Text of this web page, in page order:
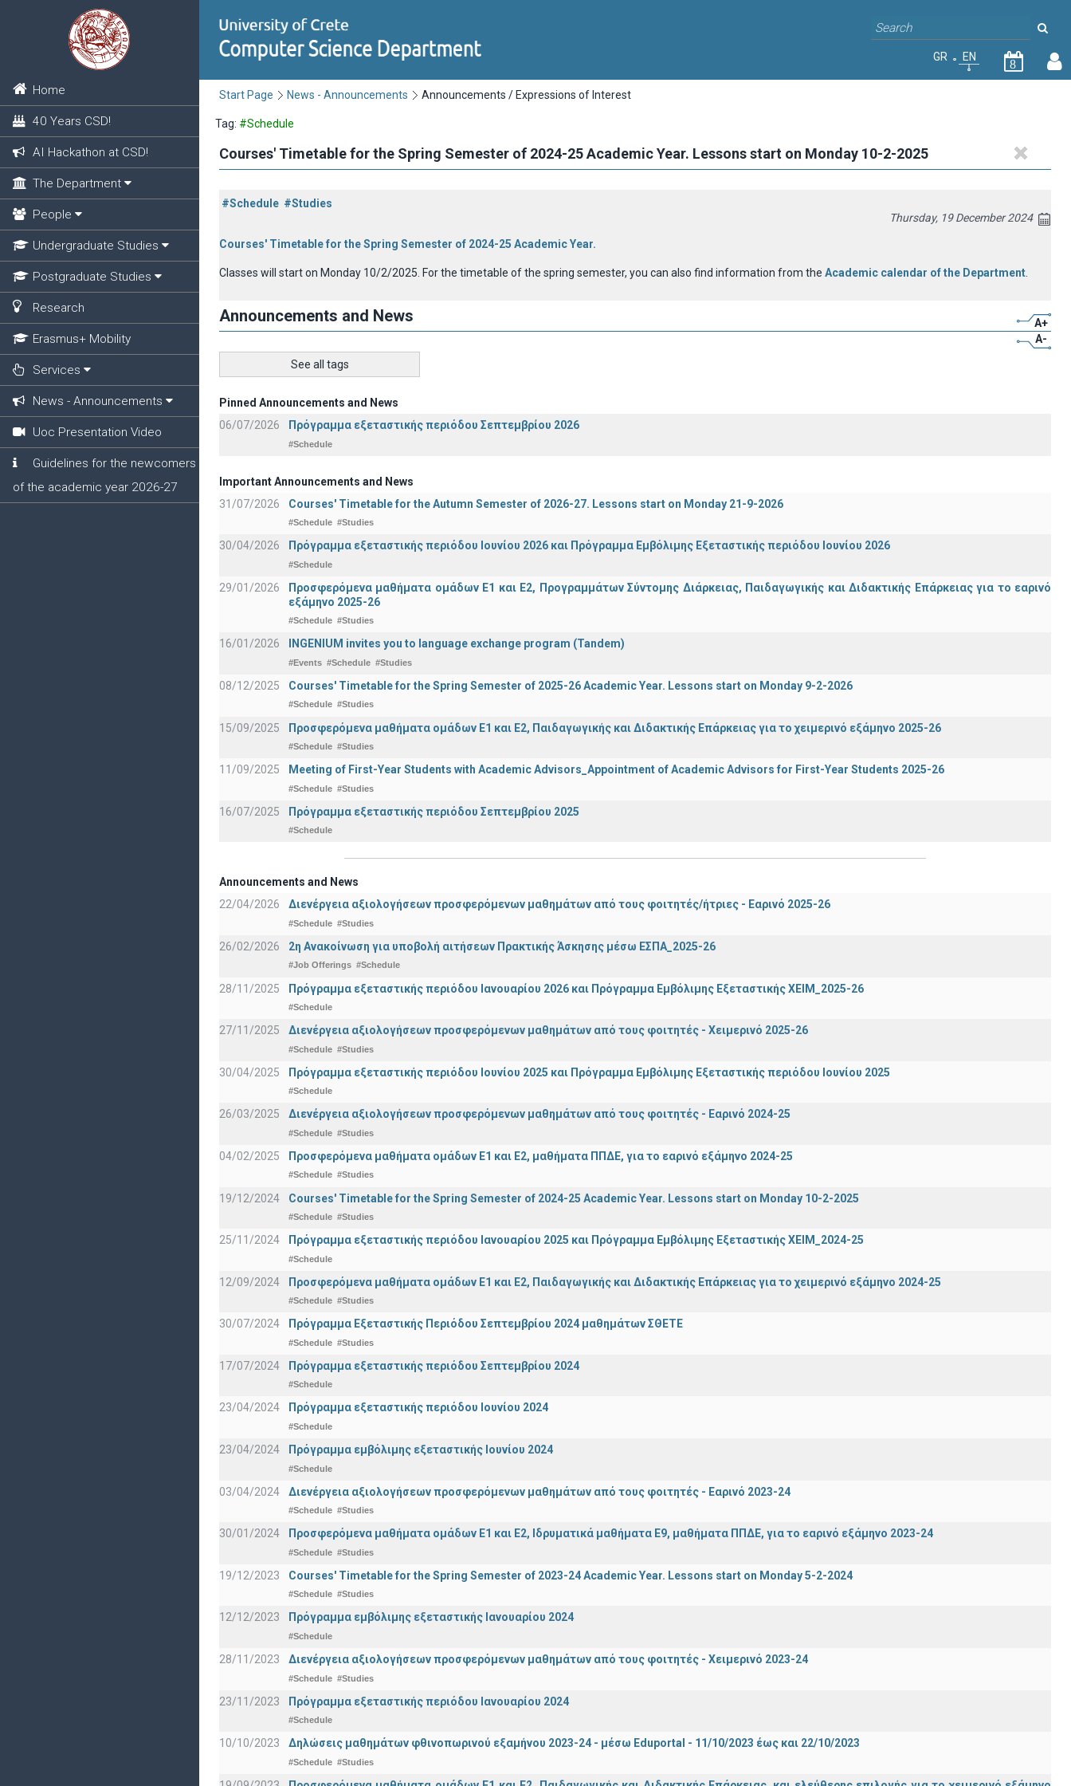
Home
40 Years CSD!
AI Hackathon at CSD!
The Department
People
Undergraduate Studies
Postgraduate Studies
Research
Erasmus+ Mobility
Services
News - Announcements
Uoc Presentation Video
Guidelines for the newcomers
of the academic year 2026-27
GR EN
8
Start Page News - Announcements Announcements / Expressions of Interest
Tag: #Schedule
Courses' Timetable for the Spring Semester of 2024-25 Academic Year. Lessons start on Monday 10-2-2025
#Schedule #Studies
Thursday, 19 December 2024
Courses' Timetable for the Spring Semester of 2024-25 Academic Year.
Classes will start on Monday 10/2/2025. For the timetable of the spring semester, you can also find information from the Academic calendar of the Department
Announcements and News
A+
A-
See all tags
Pinned Announcements and News
06/07/2026
Πρόγραμμα εξεταστικής περιόδου Σεπτεμβρίου 2026
#Schedule
Important Announcements and News
31/07/2026
Courses' Timetable for the Autumn Semester of 2026-27. Lessons start on Monday 21-9-2026
#Schedule #Studies
30/04/2026 Πρόγραμμα εξεταστικής περιόδου Ιουνίου 2026 και Πρόγραμμα Εμβόλιμης Εξεταστικής περιόδου Ιουνίου 2026
#Schedule
29/01/2026
Προσφερόμενα μαθήματα ομάδων Ε1 και Ε2, Προγραμμάτων Σύντομης Διάρκειας, Παιδαγωγικής και Διδακτικής Επάρκειας για το εαρινό
εξάμηνο 2025-26
#Schedule #Studies
16/01/2026 INGENIUM invites you to language exchange program (Tandem)
#Events #Schedule #Studies
08/12/2025 Courses' Timetable for the Spring Semester of 2025-26 Academic Year. Lessons start on Monday 9-2-2026
#Schedule #Studies
15/09/2025 Προσφερόμενα μαθήματα ομάδων Ε1 και Ε2, Παιδαγωγικής και Διδακτικής Επάρκειας για το χειμερινό εξάμηνο 2025-26
#Schedule #Studies
11/09/2025 Meeting of First-Year Students with Academic Advisors_Appointment of Academic Advisors for First-Year Students 2025-26
#Schedule #Studies
16/07/2025 Πρόγραμμα εξεταστικής περιόδου Σεπτεμβρίου 2025
#Schedule
Announcements and News
22/04/2026
Διενέργεια αξιολογήσεων προσφερόμενων μαθημάτων από τους φοιτητές/ήτριες - Εαρινό 2025-26
#Schedule #Studies
26/02/2026 2η Ανακοίνωση για υποβολή αιτήσεων Πρακτικής Άσκησης μέσω ΕΣΠΑ_2025-26
#Job Offerings #Schedule
28/11/2025 Πρόγραμμα εξεταστικής περιόδου Ιανουαρίου 2026 και Πρόγραμμα Εμβόλιμης Εξεταστικής ΧΕΙΜ_2025-26
#Schedule
27/11/2025 Διενέργεια αξιολογήσεων προσφερόμενων μαθημάτων από τους φοιτητές - Χειμερινό 2025-26
#Schedule #Studies
30/04/2025 Πρόγραμμα εξεταστικής περιόδου Ιουνίου 2025 και Πρόγραμμα Εμβόλιμης Εξεταστικής περιόδου Ιουνίου 2025
#Schedule
26/03/2025 Διενέργεια αξιολογήσεων προσφερόμενων μαθημάτων από τους φοιτητές - Εαρινό 2024-25
#Schedule #Studies
04/02/2025 Προσφερόμενα μαθήματα ομάδων Ε1 και Ε2, μαθήματα ΠΠΔΕ, για το εαρινό εξάμηνο 2024-25
#Schedule #Studies
19/12/2024 Courses' Timetable for the Spring Semester of 2024-25 Academic Year. Lessons start on Monday 10-2-2025
#Schedule #Studies
25/11/2024 Πρόγραμμα εξεταστικής περιόδου Ιανουαρίου 2025 και Πρόγραμμα Εμβόλιμης Εξεταστικής ΧΕΙΜ_2024-25
#Schedule
12/09/2024 Προσφερόμενα μαθήματα ομάδων Ε1 και Ε2, Παιδαγωγικής και Διδακτικής Επάρκειας για το χειμερινό εξάμηνο 2024-25
#Schedule #Studies
30/07/2024 Πρόγραμμα Εξεταστικής Περιόδου Σεπτεμβρίου 2024 μαθημάτων ΣΘΕΤΕ
#Schedule #Studies
17/07/2024 Πρόγραμμα εξεταστικής περιόδου Σεπτεμβρίου 2024
#Schedule
23/04/2024 Πρόγραμμα εξεταστικής περιόδου Ιουνίου 2024
#Schedule
23/04/2024 Πρόγραμμα εμβόλιμης εξεταστικής Ιουνίου 2024
#Schedule
03/04/2024 Διενέργεια αξιολογήσεων προσφερόμενων μαθημάτων από τους φοιτητές - Εαρινό 2023-24
#Schedule #Studies
30/01/2024 Προσφερόμενα μαθήματα ομάδων Ε1 και Ε2, Ιδρυματικά μαθήματα Ε9, μαθήματα ΠΠΔΕ, για το εαρινό εξάμηνο 2023-24
#Schedule #Studies
19/12/2023 Courses' Timetable for the Spring Semester of 2023-24 Academic Year. Lessons start on Monday 5-2-2024
#Schedule #Studies
12/12/2023 Πρόγραμμα εμβόλιμης εξεταστικής Ιανουαρίου 2024
#Schedule
28/11/2023 Διενέργεια αξιολογήσεων προσφερόμενων μαθημάτων από τους φοιτητές - Χειμερινό 2023-24
#Schedule #Studies
23/11/2023 Πρόγραμμα εξεταστικής περιόδου Ιανουαρίου 2024
#Schedule
10/10/2023 Δηλώσεις μαθημάτων φθινοπωρινού εξαμήνου 2023-24 - μέσω Εduportal - 11/10/2023 έως και 22/10/2023
#Schedule #Studies